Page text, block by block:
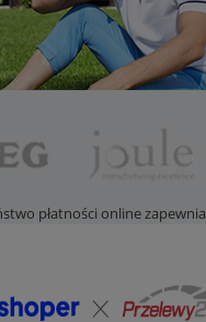
płatności online zapewnia